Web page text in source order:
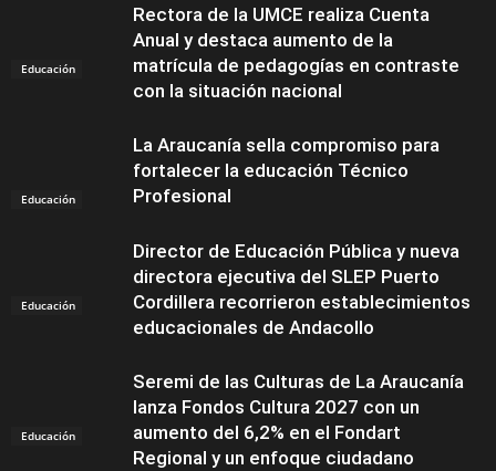
Educación
Rectora de la UMCE realiza Cuenta
Anual y destaca aumento de la
matrícula de pedagogías en contraste
con la situación nacional
Educación
La Araucanía sella compromiso para
fortalecer la educación Técnico
Profesional
Educación
Director de Educación Pública y nueva
directora ejecutiva del SLEP Puerto
Cordillera recorrieron establecimientos
educacionales de Andacollo
Educación
Seremi de las Culturas de La Araucanía
lanza Fondos Cultura 2027 con un
aumento del 6,2% en el Fondart
Regional y un enfoque ciudadano